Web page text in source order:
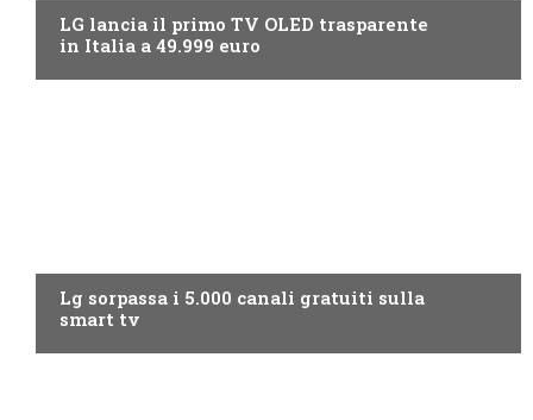
LG lancia il primo TV OLED trasparente
in Italia a 49.999 euro
Lg sorpassa i 5.000 canali gratuiti sulla
smart tv